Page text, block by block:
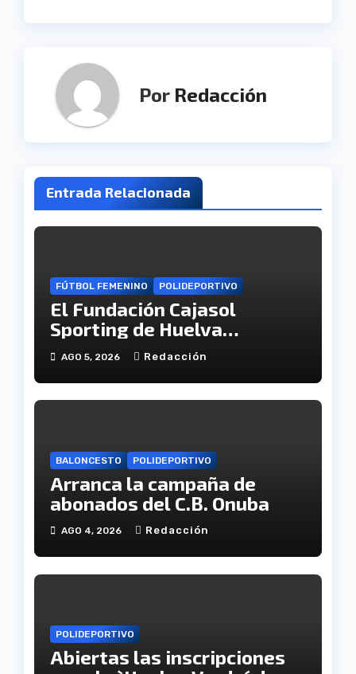
Por Redacción
Entrada Relacionada
FÚTBOL FEMENINO POLIDEPORTIVO
El Fundación Cajasol
Sporting de Huelva
disputará la Copa de
Andalucía en el Estadio
Antonio Toledo Sánchez
AGO 5, 2026 Redacción
BALONCESTO POLIDEPORTIVO
Arranca la campaña de
abonados del C.B. Onuba
AGO 4, 2026 Redacción
POLIDEPORTIVO
Abiertas las inscripciones